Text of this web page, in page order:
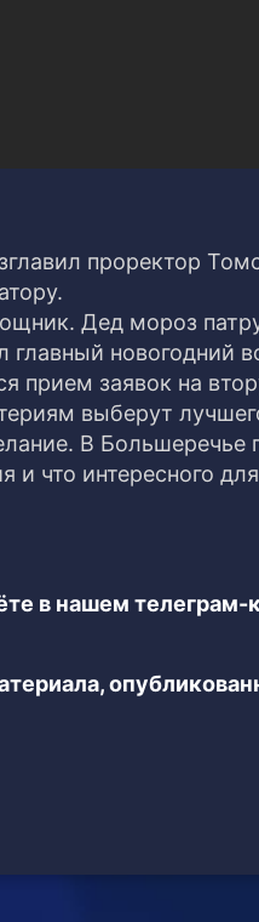
проректор
Дед мороз
главный новогодний
прием заявок на
выберут
В Большеречье
что интересного
в нашем телеграм-